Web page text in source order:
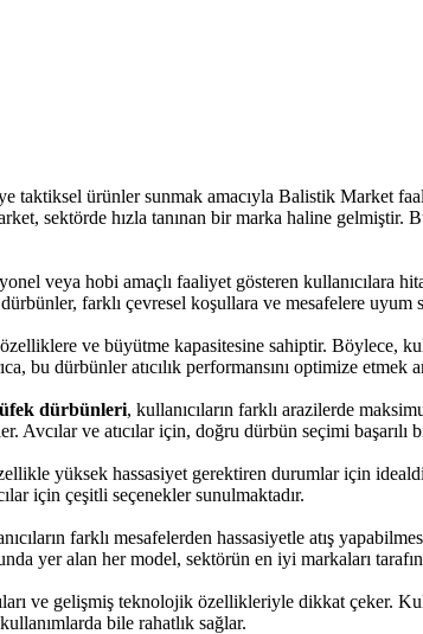
taktiksel ürünler sunmak amacıyla Balistik Market
sektörde hızla tanınan bir marka haline gelmiştir.
veya hobi amaçlı faaliyet gösteren kullanıcılara
farklı çevresel koşullara ve mesafelere uyum
ve büyütme kapasitesine sahiptir. Böylece,
bu dürbünler atıcılık performansını optimize etmek
dürbünleri, kullanıcıların farklı arazilerde
ve atıcılar için, doğru dürbün seçimi başarılı
yüksek hassasiyet gerektiren durumlar için
için çeşitli seçenekler sunulmaktadır.
farklı mesafelerden hassasiyetle atış
yer alan her model, sektörün en iyi markaları
ve gelişmiş teknolojik özellikleriyle dikkat çeker.
bile rahatlık sağlar.